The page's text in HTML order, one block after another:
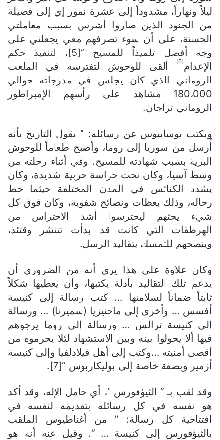
ليلاً ونهاراً، مشدوداً إلى عشرة نمور إي إلى فصيلة
من الجنود الذين صاروا أشرس بسبب معاملتي
الحسنة، على أن سوء تصرفهم معي يجعلني على
وجه أفضل تلميذاً للمسيح “[5]، لتنفيذ حكم
الإعدام[6]
ألقى للوحوش لتفترسه في الملعب
الروماني الذي كان يجلس في مدرجاته حوالي
180،000 مشاهد على رأسهم الإمبراطور
الروماني تراجان.
ويكتب يوسابيوس عن رسائله: ” يقول التاريخ بأنه
أُرسل من سوريا إلى روما، وأصبح طعاماً للوحوش
البرية بسبب شهادته للمسيح. وفي أثناء رحلته من
وسط آسيا، وكان تحت حراسة حربية شديدة، وكان
يشدد الكنائس في المدن المختلفة حيثما حط
رحاله، وذلك بعظات ونصائح شفوية، وكان فوق كل
شيء يحثهم ليحترسوا أشد الاحتراس من
الهرطقات التي كانت قد بدأت تنتشر وقتئذ،
وينصحهم للتمسك بتقاليد الرسل.
وكان علاوة على هذا يرى أنه من الضروري أن
يدعم تلك التقاليد بأدلة يكتبها، وأن يعطيها شكلاً
ثابتاً ضماناً لسلامتها … كتب رسالة إلى كنيسة
أفسس … وأخرى إلى ماجنيزيا (سميرنا) … ورسالة
إلى كنيسة ترالس … ورسالة إلى روما يرجوهم
فيها ألا يحولوا بينه وبين الاستشهاد لئلا يحرموه من
أقصى أمنيته …وكتب إلى أهل فيلادلفيا وإلى كنيسة
أزمير وبصفة خاصة إلى بوليكاربوس “[7].
وقد لقب بـ ” الثيؤفورس “، أي حامل الإله، وقد أكد
هو نفسه في كل رسائله بتقديمه لنفسه في
افتتاحية كل رسالة: ” من أغناطيوس الملقب
بالثيؤفورس إلى كنيسة … “. وقيل عنه أنه هو